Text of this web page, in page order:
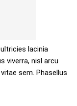
lacinia
viverra, nisl arcu
sem. Phasellus